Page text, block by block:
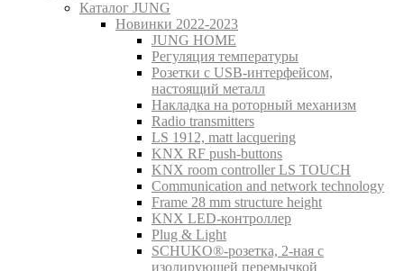
Каталог JUNG
Новинки 2022-2023
JUNG HOME
Регуляция температуры
Розетки с USB-интерфейсом,
настоящий металл
Накладка на роторный механизм
Radio transmitters
LS 1912, matt lacquering
KNX RF push-buttons
KNX room controller LS TOUCH
Communication and network technology
Frame 28 mm structure height
KNX LED-контроллер
Plug & Light
SCHUKO®-розетка, 2-ная с
изолирующей перемычкой